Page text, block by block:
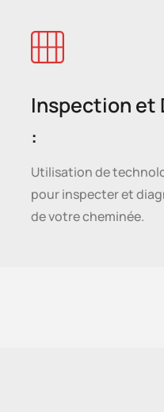
Inspection et
:
Utilisation de
pour inspecter et
de votre cheminée.